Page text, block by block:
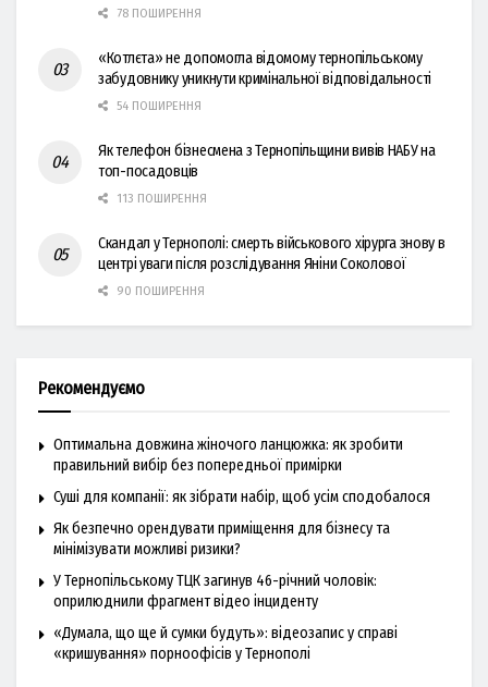
78 ПОШИРЕННЯ
«Котлєта» не допомогла відомому тернопільському
забудовнику уникнути кримінальної відповідальності
54 ПОШИРЕННЯ
Як телефон бізнесмена з Тернопільщини вивів НАБУ на
топ-посадовців
113 ПОШИРЕННЯ
Скандал у Тернополі: смерть військового хірурга знову в
центрі уваги після розслідування Яніни Соколової
90 ПОШИРЕННЯ
Рекомендуємо
Оптимальна довжина жіночого ланцюжка: як зробити
правильний вибір без попередньої примірки
Суші для компанії: як зібрати набір, щоб усім сподобалося
Як безпечно орендувати приміщення для бізнесу та
мінімізувати можливі ризики?
У Тернопільському ТЦК загинув 46-річний чоловік:
оприлюднили фрагмент відео інциденту
«Думала, що ще й сумки будуть»: відеозапис у справі
«кришування» порноофісів у Тернополі